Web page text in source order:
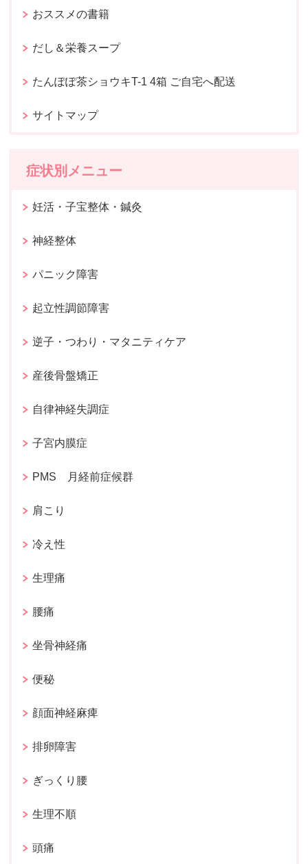
おススメの書籍
だし＆栄養スープ
たんぽぽ茶ショウキT-1 4箱 ご自宅へ配送
サイトマップ
症状別メニュー
妊活・子宝整体・鍼灸
神経整体
パニック障害
起立性調節障害
逆子・つわり・マタニティケア
産後骨盤矯正
自律神経失調症
子宮内膜症
PMS 月経前症候群
肩こり
冷え性
生理痛
腰痛
坐骨神経痛
便秘
顔面神経麻痺
排卵障害
ぎっくり腰
生理不順
頭痛